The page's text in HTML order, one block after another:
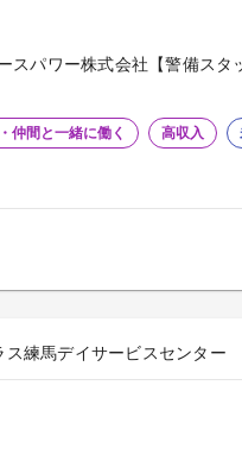
スパワー株式会社【警備スタ
仲間と一緒に働く 高収入
ス練馬デイサービスセンター